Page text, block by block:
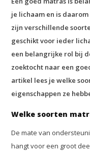
je lichaam en is
zijn verschillende
geschikt voor ieder
een belangrijke rol bij
zoektocht naar een
artikel lees je welke
eigenschappen ze
Welke soorten
De mate van
hangt voor een groot